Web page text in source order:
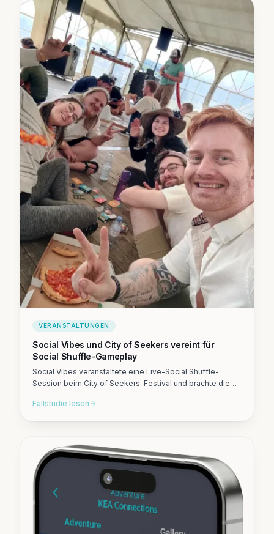
VERANSTALTUNGEN
Social Vibes und City of Seekers vereint für
Social Shuffle-Gameplay
Social Vibes veranstaltete eine Live-Social Shuffle-
Session beim City of Seekers-Festival und brachte die
gemeinsame Geschichten zusammen.
Fallstudie lesen